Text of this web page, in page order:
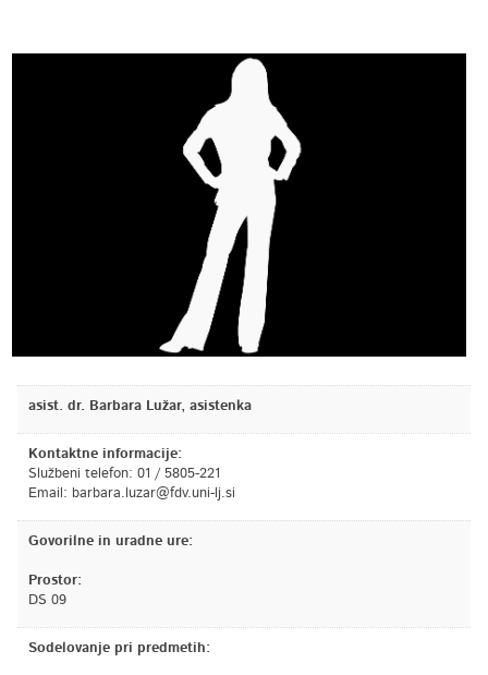
asist. dr. Barbara Lužar, asistenka
Kontaktne informacije:
Službeni telefon: 01 / 5805-221
Email: is.jl-inu.vdf@razul.arabrab
Govorilne in uradne ure:
Prostor:
DS 09
Sodelovanje pri predmetih: